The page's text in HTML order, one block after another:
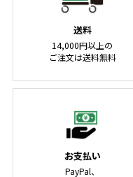
送料
14,000円以上の
ご注文は送料無料
お支払い
PayPal、